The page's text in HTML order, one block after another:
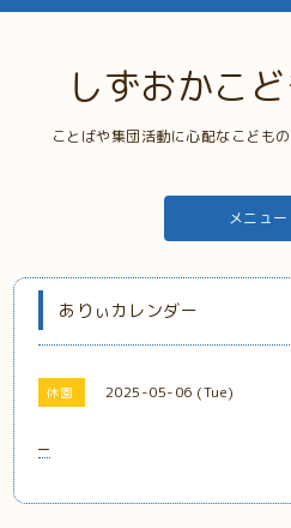
しずおかこ
ことばや集団活動に心配なこども
メニュー
ありぃカレンダー
休園 2025-05-06 (Tue)